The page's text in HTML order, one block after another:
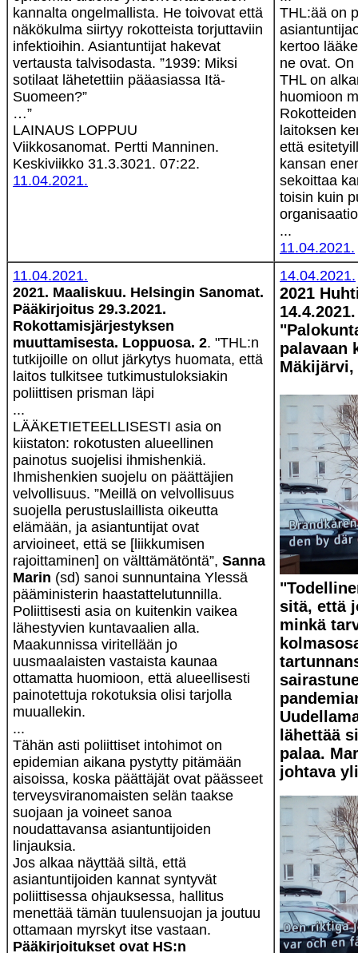
kannalta ongelmallista. He toivovat että
näkökulma siirtyy rokotteista torjuttaviin
infektioihin. Asiantuntijat hakevat
vertausta talvisodasta. ”1939: Miksi
sotilaat lähetettiin pääasiassa Itä-
Suomeen?”
…”
LAINAUS LOPPUU
Viikkosanomat. Pertti Manninen.
Keskiviikko 31.3.3021. 07:22.
11.04.2021.
THL:ää on
kertoo
ne ovat.
THL on
huomioon
laitoksen
että
kansan
sekoittaa
toisin kuin
...
11.04.2021.
11.04.2021.
2021. Maaliskuu. Helsingin Sanomat.
Pääkirjoitus 29.3.2021.
Rokottamisjärjestyksen
muuttamisesta. Loppuosa. 2. "THL:n
tutkijoille on ollut järkytys huomata, että
laitos tulkitsee tutkimustuloksiakin
poliittisen prisman läpi
...
LÄÄKETIETEELLISESTI asia on
kiistaton: rokotusten alueellinen
painotus suojelisi ihmishenkiä.
Ihmishenkien suojelu on päättäjien
velvollisuus. ”Meillä on velvollisuus
suojella perustuslaillista oikeutta
elämään, ja asiantuntijat ovat
arvioineet, että se [liikkumisen
rajoittaminen] on välttämätöntä”, Sanna
Marin (sd) sanoi sunnuntaina Ylessä
pääministerin haastattelutunnilla.
Poliittisesti asia on kuitenkin vaikea
lähestyvien kuntavaalien alla.
Maakunnissa viritellään jo
uusmaalaisten vastaista kaunaa
ottamatta huomioon, että alueellisesti
painotettuja rokotuksia olisi tarjolla
muuallekin.
...
Tähän asti poliittiset intohimot on
epidemian ­aikana pystytty pitämään
aisoissa, koska päättäjät ovat päässeet
terveysviranomaisten selän taakse
suojaan ja voineet sanoa
noudattavansa asiantuntijoiden
linjauksia.
Jos alkaa näyttää siltä, että
asiantuntijoiden kannat syntyvät
poliittisessa ohjauksessa, hallitus
menettää tämän tuulensuojan ja joutuu
ottamaan myrskyt itse vastaan.
Pääkirjoitukset ovat HS:n
14.04.2021.
2021
14.4.2021.
palavaan
Mäkijärvi,
sitä, että
minkä
lähettää
palaa.
johtava